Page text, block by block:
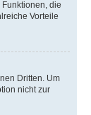
die
Vorteile
Dritten. Um
nicht zur